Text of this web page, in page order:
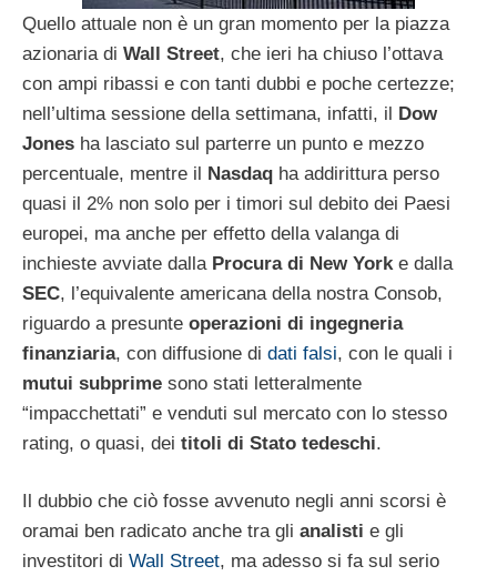
Quello attuale non è un gran momento per la piazza
azionaria di Wall Street, che ieri ha chiuso l’ottava
con ampi ribassi e con tanti dubbi e poche certezze;
nell’ultima sessione della settimana, infatti, il Dow
Jones ha lasciato sul parterre un punto e mezzo
percentuale, mentre il Nasdaq ha addirittura perso
quasi il 2% non solo per i timori sul debito dei Paesi
europei, ma anche per effetto della valanga di
inchieste avviate dalla Procura di New Yorke dalla
SEC, l’equivalente americana della nostra Consob,
riguardo a presunte operazioni di ingegneria
finanziaria, con diffusione di dati falsi, con le quali i
mutui subprime sono stati letteralmente
“impacchettati” e venduti sul mercato con lo stesso
rating, o quasi, dei titoli di Stato tedeschi.
Il dubbio che ciò fosse avvenuto negli anni scorsi è
oramai ben radicato anche tra gli analisti e gli
investitori di Wall Street, ma adesso si fa sul serio